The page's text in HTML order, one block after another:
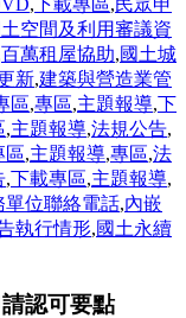
空間及利用審議資
百萬租屋協助,國土城
新,建築與營造業管
區,專區,主題報導,下
,主題報導,法規公告,
區,主題報導,專區,法
,下載專區,主題報導,
單位聯絡電話,內嵌
執行情形,國土永續
認可要點